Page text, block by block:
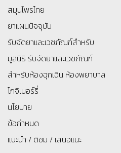
สมุนไพรไทย
ยาแผนปัจจุบัน
รับจัดยาและเวชภัณฑ์สำหรับ
มูลนิธิ รับจัดยาและเวชภัณฑ์
สำหรับห้องฉุกเฉิน ห้องพยาบาล
โกจิเบอร์รี่
นโยบาย
ข้อกำหนด
แนะนำ / ติชม / เสนอแนะ